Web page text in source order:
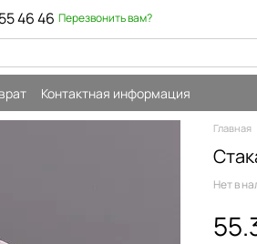
46 46 Перезвонить вам?
Контактная информация
Главная
Нет в